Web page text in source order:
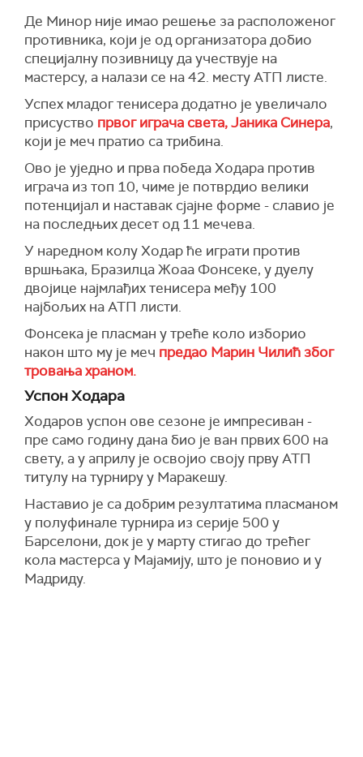
Де Минор није имао решење за расположеног
противника, који је од организатора добио
специјалну позивницу да учествује на
мастерсу, а налази се на 42. месту АТП листе.
Успех младог тенисера додатно је увеличало
присуство првог играча света, Јаника Синера,
који је меч пратио са трибина.
Ово је уједно и прва победа Ходара против
играча из топ 10, чиме је потврдио велики
потенцијал и наставак сјајне форме - славио је
на последњих десет од 11 мечева.
У наредном колу Ходар ће играти против
вршњака, Бразилца Жоаа Фонсеке, у дуелу
двојице најмлађих тенисера међу 100
најбољих на АТП листи.
Фонсека је пласман у треће коло изборио
након што му је меч предао Марин Чилић због
тровања храном.
Успон Ходара
Ходаров успон ове сезоне је импресиван -
пре само годину дана био је ван првих 600 на
свету, а у априлу је освојио своју прву АТП
титулу на турниру у Маракешу.
Наставио је са добрим резултатима пласманом
у полуфинале турнира из серије 500 у
Барселони, док је у марту стигао до трећег
кола мастерса у Мајамију, што је поновио и у
Мадриду.